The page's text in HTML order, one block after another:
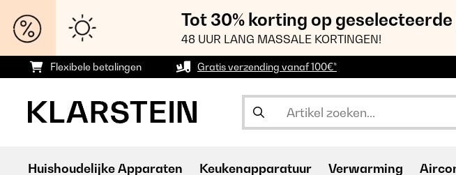
Tot 30% korting op
48 UUR LANG MASSALE KORTINGEN!
Flexibele betalingen Gratis verzending vanaf 100€*
Huishoudelijke Apparaten Keukenapparatuur Verwarming